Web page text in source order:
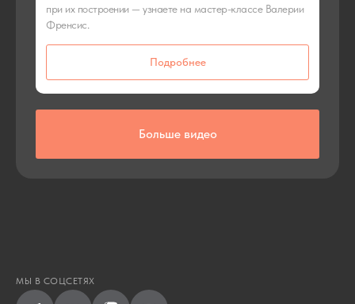
при их построении — узнаете на мастер-классе Валерии
Френсис.
Подробнее
Больше видео
МЫ В СОЦСЕТЯХ